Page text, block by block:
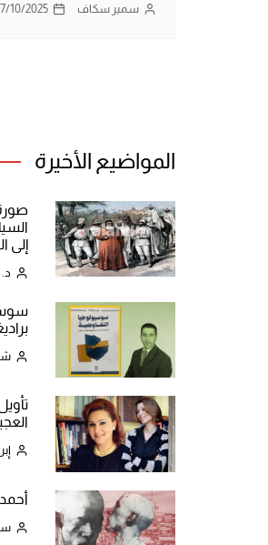
سمير سكاف 10/2025
المواضيع الأخيرة
إلى
د.